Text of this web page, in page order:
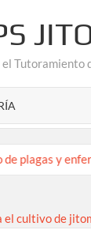
Tutoramiento